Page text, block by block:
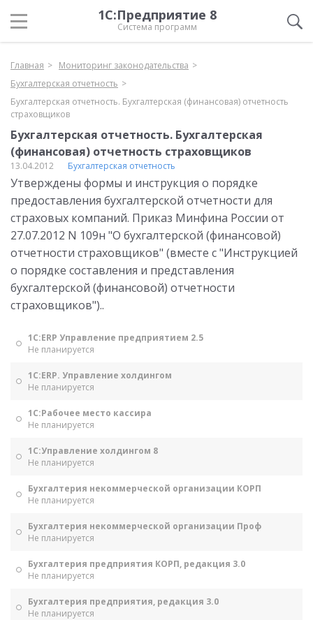
1С:Предприятие 8
Система программ
Главная
Мониторинг законодательства
Бухгалтерская отчетность
Бухгалтерская отчетность. Бухгалтерская (финансовая) отчетность
страховщиков
Бухгалтерская отчетность. Бухгалтерская
(финансовая) отчетность страховщиков
13.04.2012 Бухгалтерская отчетность
Утверждены формы и инструкция о порядке
предоставления бухгалтерской отчетности для
страховых компаний. Приказ Минфина России от
27.07.2012 N 109н "О бухгалтерской (финансовой)
отчетности страховщиков" (вместе с "Инструкцией
о порядке составления и представления
бухгалтерской (финансовой) отчетности
страховщиков")..
1С:ERP Управление предприятием 2.5
Не планируется
1С:ERP. Управление холдингом
Не планируется
1С:Рабочее место кассира
Не планируется
1С:Управление холдингом 8
Не планируется
Бухгалтерия некоммерческой организации КОРП
Не планируется
Бухгалтерия некоммерческой организации Проф
Не планируется
Бухгалтерия предприятия КОРП, редакция 3.0
Не планируется
Бухгалтерия предприятия, редакция 3.0
Не планируется